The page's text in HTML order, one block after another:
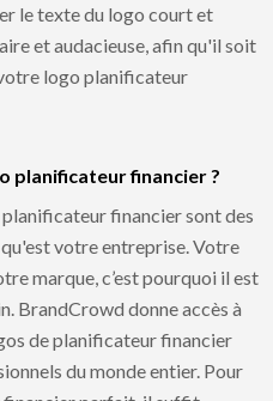
le texte du logo court et
et audacieuse, afin qu'il soit
logo planificateur
planificateur financier ?
financier sont des
votre entreprise. Votre
marque, c’est pourquoi il est
BrandCrowd donne accès à
de planificateur financier
du monde entier. Pour